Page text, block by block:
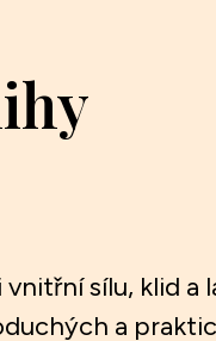
sílu, klid a
a